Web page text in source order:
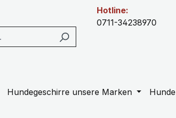
Hotline:
0711-34238970
Hundegeschirre unsere Marken